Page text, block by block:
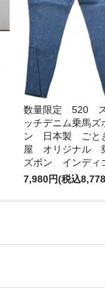
数量限定 520
ッチデニム乗馬ズ
ン 日本製 ごと
屋 オリジナル
ズボン インディ
7,980円(税込